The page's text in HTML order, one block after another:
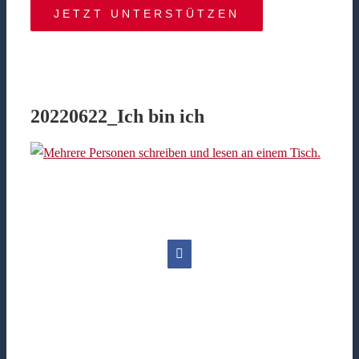
JETZT UNTERSTÜTZEN
20220622_Ich bin ich
Facebook